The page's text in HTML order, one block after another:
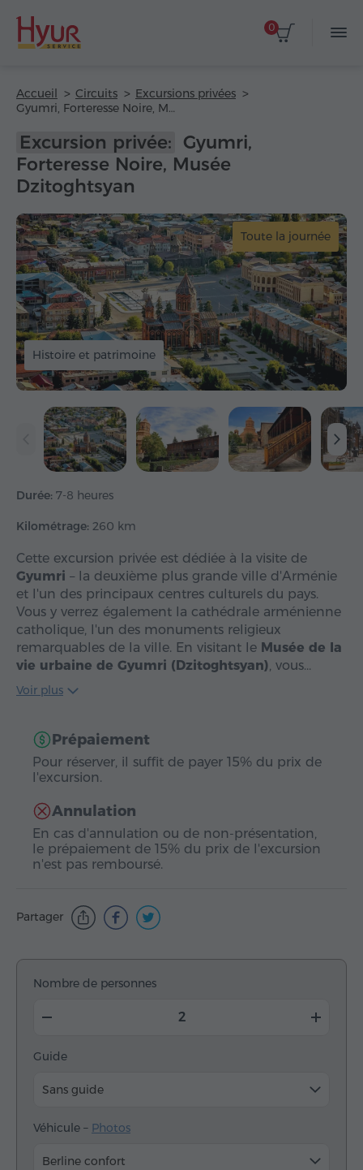
0
Accueil Circuits
Excursions privées
Gyumri, Forteresse Noire, Musée Dzitoghtsyan
Excursion privée: Gyumri,
Forteresse Noire, Musée
Dzitoghtsyan
Toute la journée
Histoire et patrimoine
Durée: 7-8 heures
Kilométrage: 260 km
Cette excursion privée est dédiée à la visite de
Gyumri – la deuxième plus grande ville d'Arménie
et l'un des principaux centres culturels du pays.
Vous y verrez également la cathédrale arménienne
catholique, l'un des monuments religieux
remarquables de la ville. En visitant le Musée de la
vie urbaine de Gyumri (Dzitoghtsyan), vous…
Voir plus
Prépaiement
Pour réserver, il suffit de payer 15% du prix de
l'excursion.
Annulation
En cas d'annulation ou de non-présentation,
le prépaiement de 15% du prix de l'excursion
n'est pas remboursé.
Partager
Nombre de personnes
Guide
Sans guide
Véhicule – Photos
Berline confort